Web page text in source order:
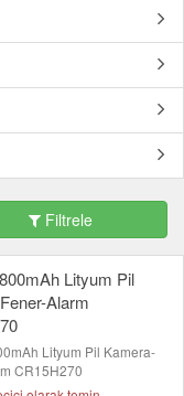
Filtrele
Lityum Pil
Alarm
Lityum Pil Kamera-
CR15H270